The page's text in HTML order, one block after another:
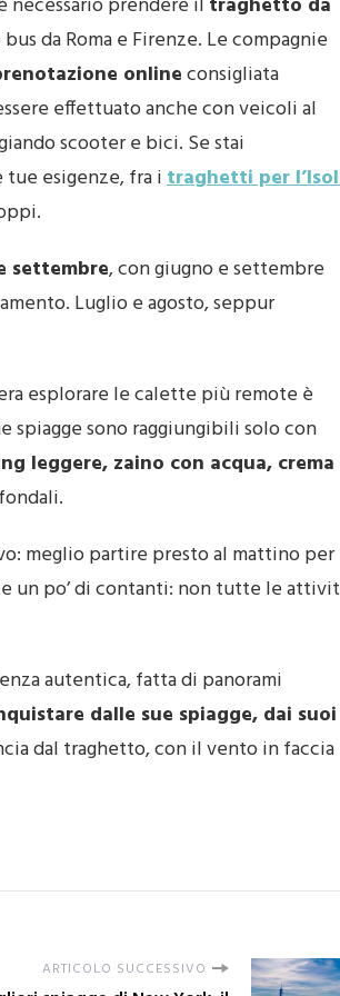
da Roma e Firenze. Le compagnie
onlineconsigliata
effettuato anche con veicoli al
scooter e bici. Se stai
esigenze, fra itraghetti per
settembre, con giugno e settembre
Luglio e agosto, seppur
esplorare le calette più remote è
spiagge sono raggiungibili solo con
leggere, zaino con acqua, crema
meglio partire presto al mattino per
un po’ di contanti: non tutte le
autentica, fatta di panorami
dalle sue spiagge, dai suoi
dal traghetto, con il vento in faccia
ARTICOLO SUCCESSIVO